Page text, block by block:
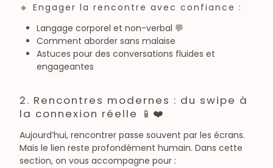
🔹 Engager la rencontre avec confiance :
Langage corporel et non-verbal 💬
Comment aborder sans malaise
Astuces pour des conversations fluides et
engageantes
2. Rencontres modernes : du swipe à
la connexion réelle 📱❤️
Aujourd’hui, rencontrer passe souvent par les écrans.
Mais le lien reste profondément humain. Dans cette
section, on vous accompagne pour :